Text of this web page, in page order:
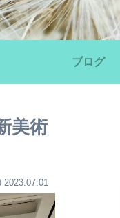
ブログ
美術
2023.07.01